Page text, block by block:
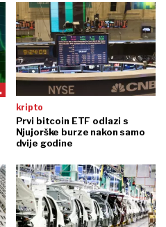
kripto
Prvi bitcoin ETF odlazi s
Njujorške burze nakon samo
dvije godine